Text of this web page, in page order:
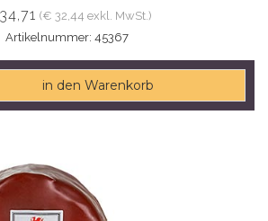
(€ 32,44 exkl. MwSt.)
Artikelnummer: 45367
in den Warenkorb